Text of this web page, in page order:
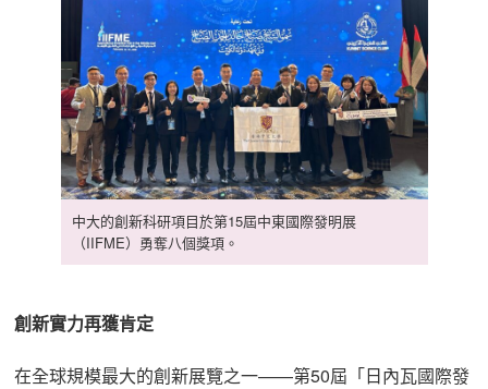
中大的創新科研項目於第15屆中東國際發明展
（IIFME）勇奪八個獎項。
創新實力再獲肯定
在全球規模最大的創新展覽之一——第50屆「日內瓦國際發